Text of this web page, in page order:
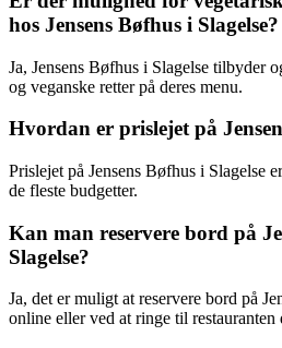
hos Jensens Bøfhus i Slagelse?
Ja, Jensens Bøfhus i Slagelse tilbyder
og veganske retter på deres menu.
Hvordan er prislejet på
Prislejet på Jensens Bøfhus i Slagelse
de fleste budgetter.
Kan man reservere bord på
Slagelse?
Ja, det er muligt at reservere bord på
online eller ved at ringe til restauranten